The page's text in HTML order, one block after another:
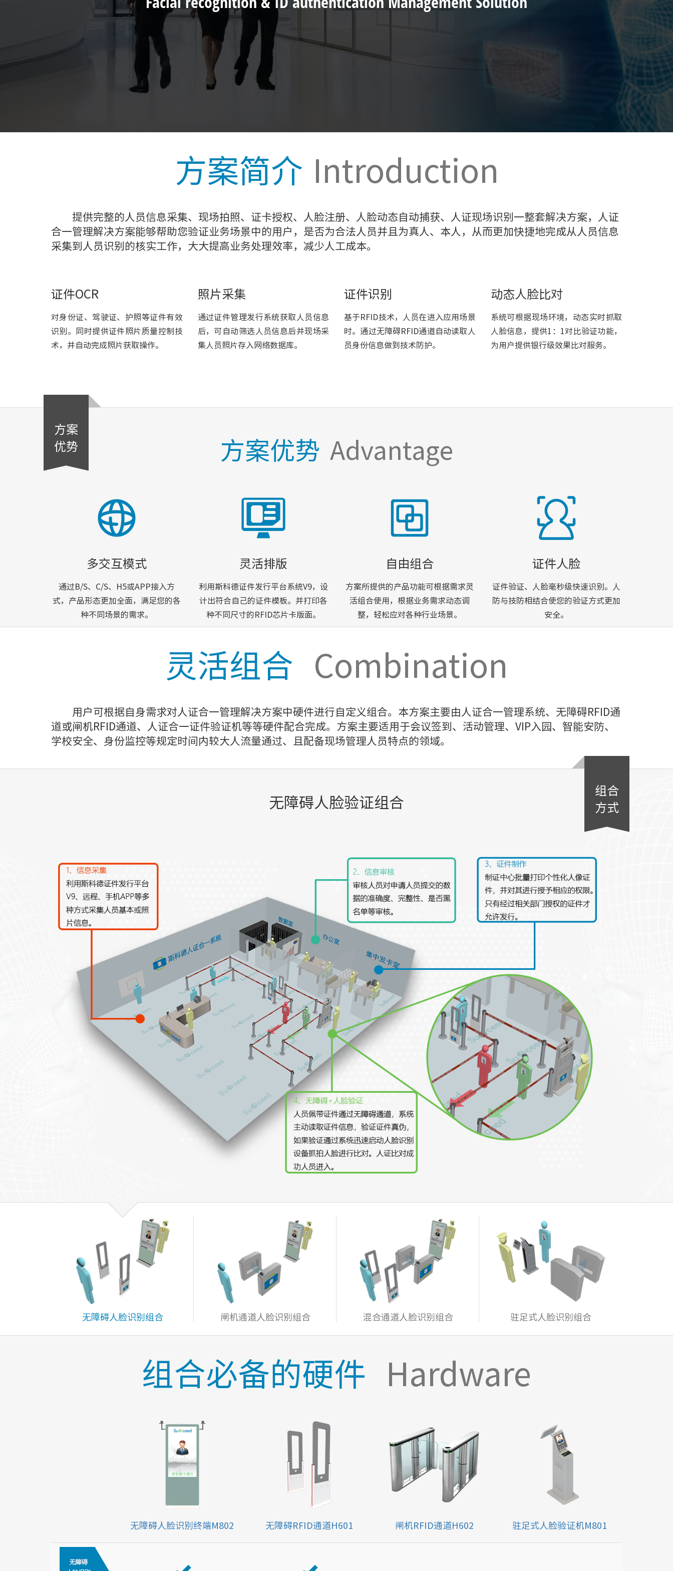
方案简介 Introduction
提供完整的人员信息采集、现场拍照、证卡授权、人脸注册、人脸动态自动捕获、人证现场识别一整套解决方案，人证
合一管理解决方案能够帮助您验证业务场景中的用户，是否为合法人员并且为真人、本人，从而更加快捷地完成从人员信息
采集到人员识别的核实工作，大大提高业务处理效率，减少人工成本。
证件OCR
对身份证、驾驶证、护照等证件有效
识别。同时提供证件照片质量控制技
术，并自动完成照片获取操作。
照片采集
通过证件管理发行系统获取人员信息
后，可自动筛选人员信息后并现场采
集人员照片存入网络数据库。
证件识别
基于RFID技术，人员在进入应用场景
时。通过无障碍RFID通道自动读取人
员身份信息做到技术防护。
动态人脸比对
系统可根据现场环境，动态实时抓取
人脸信息，提供1：1对比验证功能，
为用户提供银行级效果比对服务。
方案
优势
方案优势 Advantage
多交互模式
通过B/S、C/S、H5或APP接入方
式，产品形态更加全面，满足您的各
种不同场景的需求。
灵活排版
利用斯科德证件发行平台系统V9，设
计出符合自己的证件模板。并打印各
种不同尺寸的RFID芯片卡版面。
自由组合
方案所提供的产品功能可根据需求灵
活组合使用，根据业务需求动态调
整，轻松应对各种行业场景。
证件人脸
证件验证、人脸毫秒级快速识别。人
防与技防相结合使您的验证方式更加
安全。
灵活组合 Combination
用户可根据自身需求对人证合一管理解决方案中硬件进行自定义组合。本方案主要由人证合一管理系统、无障碍RFID通
道或闸机RFID通道、人证合一证件验证机等等硬件配合完成。方案主要适用于会议签到、活动管理、VIP入园、智能安防、
学校安全、身份监控等规定时间内较大人流量通过、且配备现场管理人员特点的领域。
组合
方式
无障碍人脸验证组合
无障碍人脸识别组合 闸机通道人脸识别组合 混合通道人脸识别组合 驻足式人脸识别组合
组合必备的硬件 Hardware
无障碍人脸识别终端M802 无障碍RFID通道H601 闸机RFID通道H602 驻足式人脸验证机M801